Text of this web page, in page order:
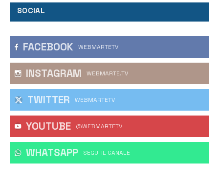
SOCIAL
FACEBOOK WEBMARTETV
INSTAGRAM WEBMARTE.TV
TWITTER WEBMARTETV
YOUTUBE @WEBMARTETV
WHATSAPP ‎SEGUI IL CANALE